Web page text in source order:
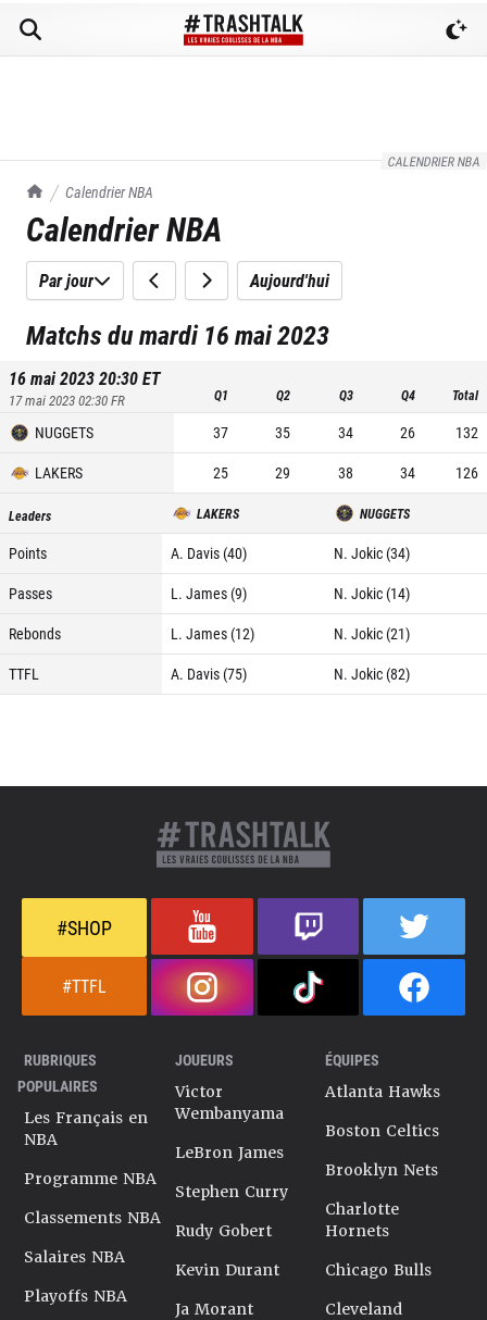
CALENDRIER NBA
TrashTalk Actu NBA
Calendrier NBA
Calendrier NBA
Par jour Aujourd'hui
Matchs du mardi 16 mai 2023
16 mai 2023 20:30ET
17 mai 2023 02:30FR Q1 Q2 Q3 Q4 Total
NUGGETS 37 35 34 26
132
LAKERS
25 29 38 34 126
Leaders LAKERS NUGGETS
Points A. Davis (40)
N. Jokic (34)
Passes
L. James (9)
N. Jokic (14)
Rebonds
L. James (12)
N. Jokic (21)
TTFL
A. Davis (75) N. Jokic (82)
#SHOP
#TTFL
RUBRIQUES
POPULAIRES
Les Français en
NBA
Programme NBA
Classements NBA
Salaires NBA
Playoffs NBA
JOUEURS
Victor
Wembanyama
LeBron James
Stephen Curry
Rudy Gobert
Kevin Durant
Ja Morant
ÉQUIPES
Atlanta Hawks
Boston Celtics
Brooklyn Nets
Charlotte
Hornets
Chicago Bulls
Cleveland